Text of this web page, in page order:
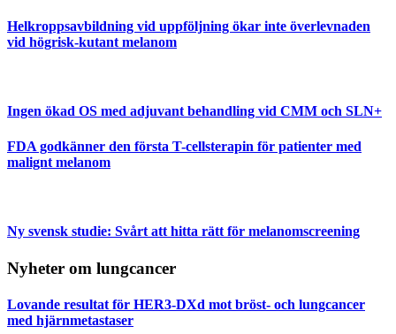
Helkroppsavbildning vid uppföljning ökar inte överlevnaden
vid högrisk-kutant melanom
Ingen ökad OS med adjuvant behandling vid CMM och SLN+
FDA godkänner den första T-cellsterapin för patienter med
malignt melanom
Ny svensk studie: Svårt att hitta rätt för melanomscreening
Nyheter om lungcancer
Lovande resultat för HER3-DXd mot bröst- och lungcancer
med hjärnmetastaser